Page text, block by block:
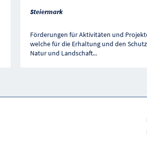
Steiermark
Förderungen für Aktivitäten und
welche für die Erhaltung und den
Natur und Landschaft...